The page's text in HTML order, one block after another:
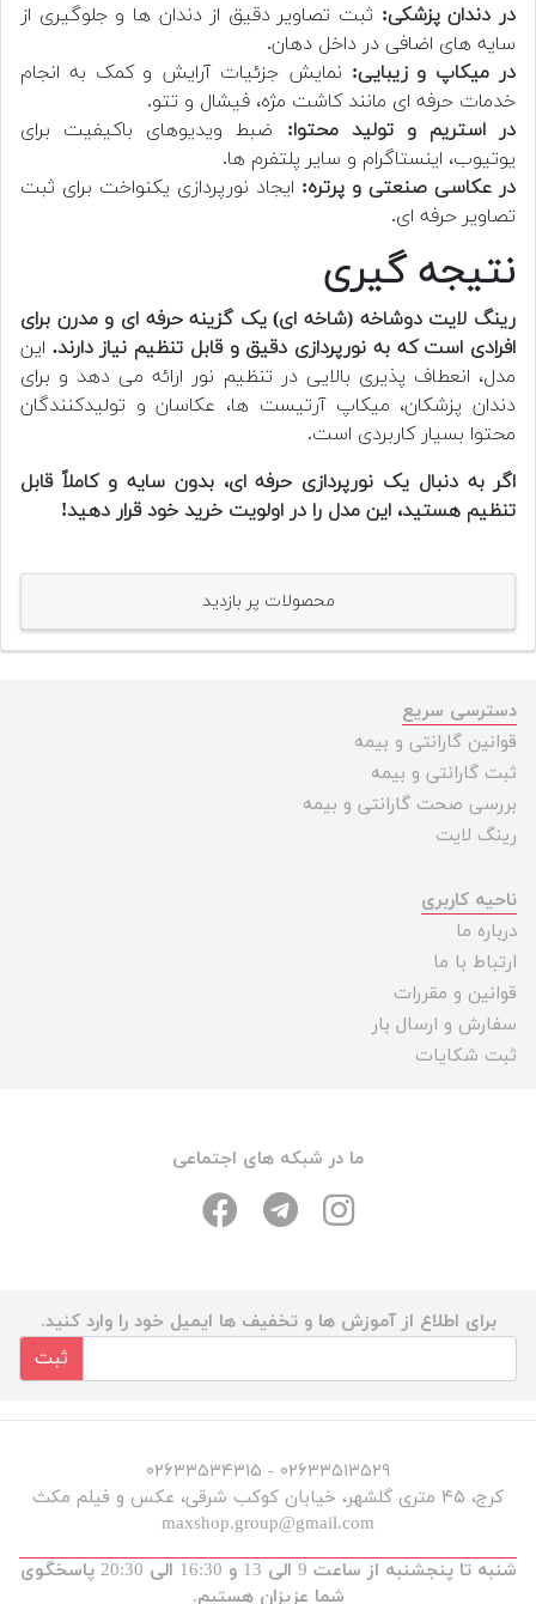
در دندان پزشکی: ثبت تصاویر دقیق از دندان ها و جلوگیری از
سایه های اضافی در داخل دهان.
در میکاپ و زیبایی: نمایش جزئیات آرایش و کمک به انجام
خدمات حرفه ای مانند کاشت مژه، فیشال و تتو.
در استریم و تولید محتوا: ضبط ویدیوهای باکیفیت برای
یوتیوب، اینستاگرام و سایر پلتفرم ها.
در عکاسی صنعتی و پرتره: ایجاد نورپردازی یکنواخت برای ثبت
تصاویر حرفه ای.
نتیجه گیری
رینگ لایت دوشاخه (شاخه ای) یک گزینه حرفه ای و مدرن برای
افرادی است که به نورپردازی دقیق و قابل تنظیم نیاز دارند. این
مدل، انعطاف پذیری بالایی در تنظیم نور ارائه می دهد و برای
دندان پزشکان، میکاپ آرتیست ها، عکاسان و تولیدکنندگان
محتوا بسیار کاربردی است.
اگر به دنبال یک نورپردازی حرفه ای، بدون سایه و کاملاً قابل
تنظیم هستید، این مدل را در اولویت خرید خود قرار دهید!
محصولات پر بازدید
دسترسی سریع
قوانین گارانتی و بیمه
ثبت گارانتی و بیمه
بررسی صحت گارانتی و بیمه
رینگ لایت
ناحیه کاربری
درباره ما
ارتباط با ما
قوانین و مقررات
سفارش و ارسال بار
ثبت شکایات
ما در شبکه های اجتماعی
برای اطلاع از آموزش ها و تخفیف ها ایمیل خود را وارد کنید.
ثبت
۰۲۶۳۳۵۱۳۵۲۹ - ۰۲۶۳۳۵۳۴۳۱۵
کرج، ۴۵ متری گلشهر، خیابان کوکب شرقی، عکس و فیلم مکث
maxshop.group@gmail.com
شنبه تا پنجشنبه از ساعت 9 الی 13 و 16:30 الی 20:30 پاسخگوی
شما عزیزان هستیم.